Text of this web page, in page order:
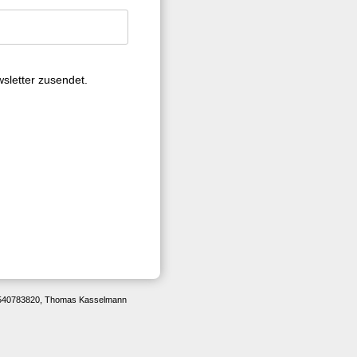
zusendet.
Thomas Kasselmann